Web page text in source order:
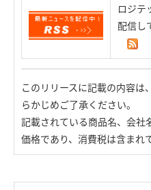
ロジテ
配信し
このリリースに記載の内容は
らかじめご了承ください。
記載されている商品名、会社
価格であり、消費税は含まれ